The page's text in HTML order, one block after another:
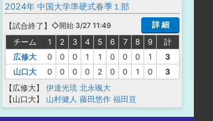
2024年 中国大学準硬式春季１部
【試合終了 】 ◇開始 3/27 11:49
詳 細
チーム
1 2 3 4 5 6 7 8 9
計
広修大
0 0 0 1 1 0 0 0 1
3
山口大
0 0 0 0 2 0 0 1 0
3
【広修大】
伊達光琉 北永颯大
【山口大】
山村健人 藤田悠作 福田亘